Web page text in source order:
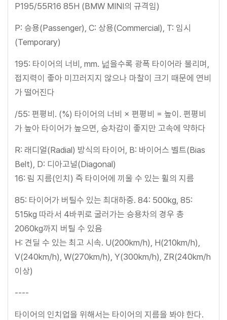
P195/55R16 85H (BMW MINI의 규격임)
P: 승용(Passenger), C: 상용(Commercial), T: 임시
(Temporary)
195: 타이어의 너비, mm. 넖을수록 광폭 타이어라 불리며,
접지력이 좋아 미끄러지지 않으나 마찰이 크기 때문에 연비
가 떨어진다
/55: 편평비. (%) 타이어의 너비 × 편평비 = 높이. 편평비
가 높아 타이어가 높으면, 승차감이 좋지만 고속에 약하다
R: 래디얼(Radial) 방식의 타이어, B: 바이어스 벨트(Bias
Belt), D: 디아고널(Diagonal)
16: 림 지름(인치) 즉 타이어에 끼울 수 있는 휠의 지름
85: 타이어가 버틸수 있는 최대하중. 84: 500kg, 85:
515kg 따라서 4바퀴로 굴러가는 승용차의 경우 총
2060kg까지 버틸 수 있음
H: 견딜 수 있는 최고 시속. U(200km/h), H(210km/h),
V(240km/h), W(270km/h), Y(300km/h), ZR(240km/h
이상)
----
타이어의 인치업을 위해서는 타이어의 지름을 봐야 한다.